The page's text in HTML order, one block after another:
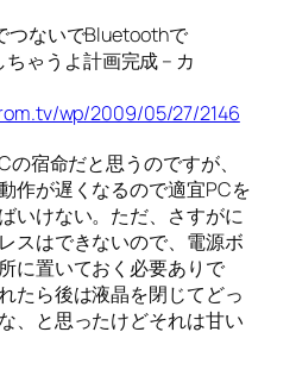
つないでBluetoothで
ゃうよ計画完成 – カ
wp/2009/05/27/2146
の宿命だと思うのですが、
作が遅くなるので適宜PCを
いけない。ただ、さすがに
スはできないので、電源ボ
に置いておく必要ありで
たら後は液晶を閉じてどっ
、と思ったけどそれは甘い